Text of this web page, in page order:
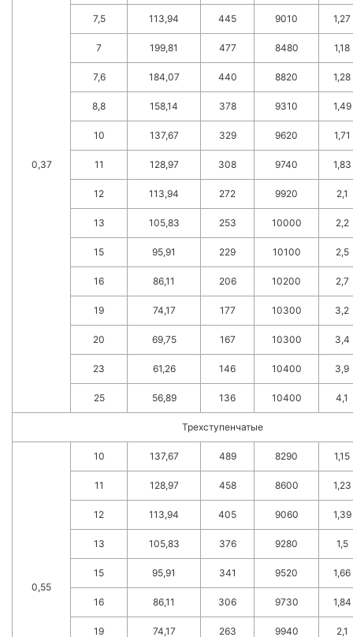
0,37
7,5 113,94 445 9010 1,27
7 199,81 477 8480 1,18
7,6 184,07 440 8820 1,28
8,8 158,14 378 9310 1,49
10 137,67 329 9620 1,71
11 128,97 308 9740 1,83
12 113,94 272 9920 2,1
13 105,83 253 10000 2,2
15 95,91 229 10100 2,5
16 86,11 206 10200 2,7
19 74,17 177 10300 3,2
20 69,75 167 10300 3,4
23 61,26 146 10400 3,9
25 56,89 136 10400 4,1
Трехступенчатые
0,55
10 137,67 489 8290 1,15
11 128,97 458 8600 1,23
12 113,94 405 9060 1,39
13 105,83 376 9280 1,5
15 95,91 341 9520 1,66
16 86,11 306 9730 1,84
19 74,17 263 9940 2,1